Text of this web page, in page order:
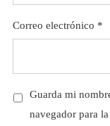
Correo electrónico *
Guarda mi
navegador para